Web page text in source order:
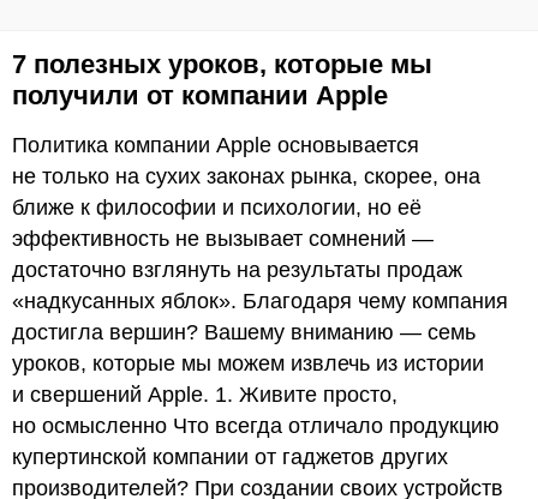
7 полезных уроков, которые мы
получили от компании Apple
Политика компании Apple основывается
не только на сухих законах рынка, скорее, она
ближе к философии и психологии, но её
эффективность не вызывает сомнений —
достаточно взглянуть на результаты продаж
«надкусанных яблок». Благодаря чему компания
достигла вершин? Вашему вниманию — семь
уроков, которые мы можем извлечь из истории
и свершений Apple. 1. Живите просто,
но осмысленно Что всегда отличало продукцию
купертинской компании от гаджетов других
производителей? При создании своих устройств